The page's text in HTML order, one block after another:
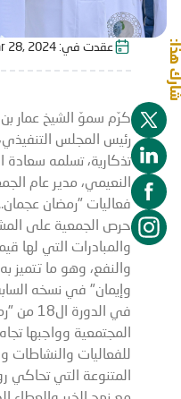
شارك هذا: عقدت في: 28, 2024
كرّم سموّ الشيخ عمار
رئيس المجلس
تذكارية، تسلمه
النعيمي، مدير عام
فعاليات "رمضان
حرص الجمعية على
والمبادرات التي لها
والنفع، وهو ما تتميز
وإيمان" في نسخه
في
المجتمعية وواجبها
للفعاليات والنشاطات
المتنوعة التي تحاكي